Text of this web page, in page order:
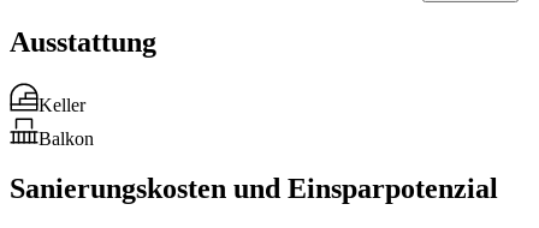
Ausstattung
Keller
Balkon
Sanierungskosten und Einsparpotenzial